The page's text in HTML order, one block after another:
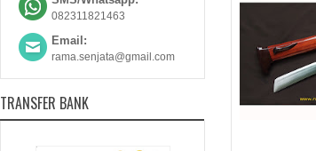
082311821463
Email:
rama.senjata@gmail.com
TRANSFER BANK